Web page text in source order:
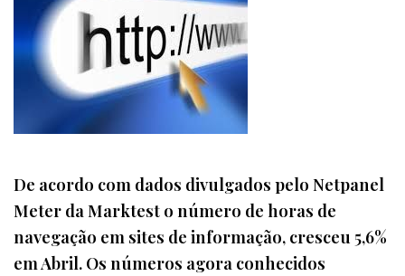
De acordo com dados divulgados pelo Netpanel
Meter da Marktest o número de horas de
navegação em sites de informação, cresceu 5,6%
em Abril. Os números agora conhecidos